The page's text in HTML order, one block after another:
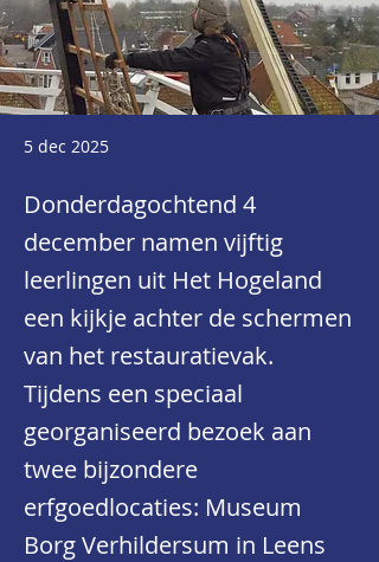
5 dec 2025
Donderdagochtend 4
december namen vijftig
leerlingen uit Het Hogeland
een kijkje achter de schermen
van het restauratievak.
Tijdens een speciaal
georganiseerd bezoek aan
twee bijzondere
erfgoedlocaties: Museum
Borg Verhildersum in Leens